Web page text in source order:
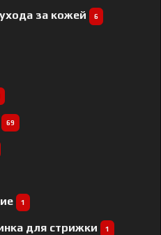
за кожей 6
69
1
для стрижки 1